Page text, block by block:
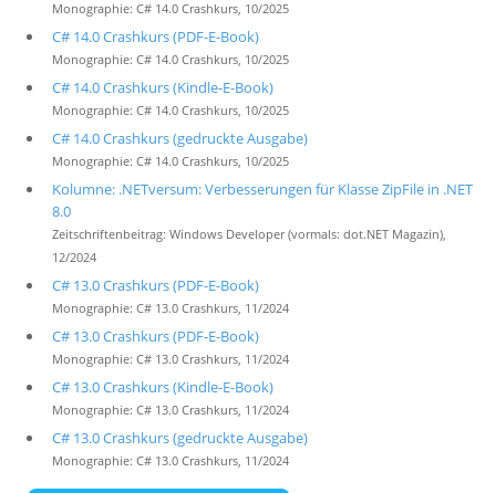
Monographie: C# 14.0 Crashkurs, 10/2025
C# 14.0 Crashkurs (PDF-E-Book)
Monographie: C# 14.0 Crashkurs, 10/2025
C# 14.0 Crashkurs (Kindle-E-Book)
Monographie: C# 14.0 Crashkurs, 10/2025
C# 14.0 Crashkurs (gedruckte Ausgabe)
Monographie: C# 14.0 Crashkurs, 10/2025
Kolumne: .NETversum: Verbesserungen für Klasse ZipFile in .NET
8.0
Zeitschriftenbeitrag: Windows Developer (vormals: dot.NET Magazin),
12/2024
C# 13.0 Crashkurs (PDF-E-Book)
Monographie: C# 13.0 Crashkurs, 11/2024
C# 13.0 Crashkurs (PDF-E-Book)
Monographie: C# 13.0 Crashkurs, 11/2024
C# 13.0 Crashkurs (Kindle-E-Book)
Monographie: C# 13.0 Crashkurs, 11/2024
C# 13.0 Crashkurs (gedruckte Ausgabe)
Monographie: C# 13.0 Crashkurs, 11/2024